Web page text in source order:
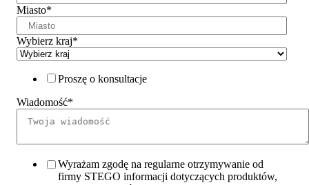
Miasto*
Wybierz kraj*
Proszę o konsultacje
Wiadomość*
Wyrażam zgodę na regularne otrzymywanie od
firmy STEGO informacji dotyczących produktów,